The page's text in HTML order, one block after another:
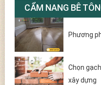
CẨM NANG BÊ
Phương
Chọn
xây dựng